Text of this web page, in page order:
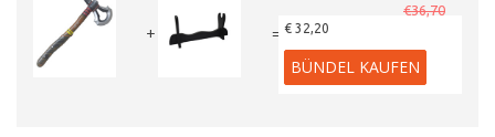
+ =
€36,70
€ 32,20
BÜNDEL KAUFEN